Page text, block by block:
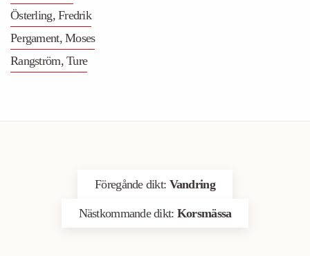
Österling, Fredrik
Pergament, Moses
Rangström, Ture
Föregånde dikt: Vandring
Nästkommande dikt: Korsmässa